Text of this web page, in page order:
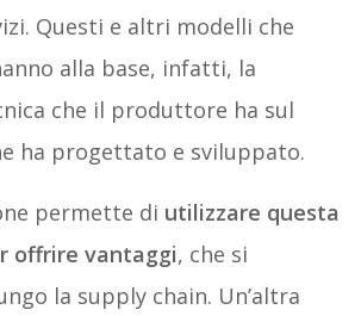
Questi e altri modelli che
alla base, infatti, la
che il produttore ha sul
ha progettato e sviluppato.
permette di utilizzare questa
offrire vantaggi, che si
la supply chain. Un’altra